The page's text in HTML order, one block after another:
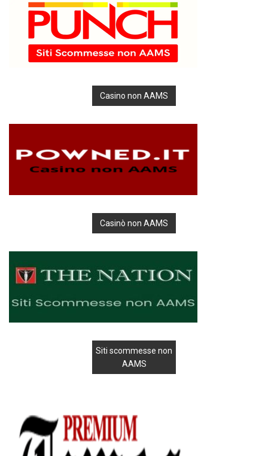
Casino non AAMS
Casinò non AAMS
Siti scommesse non
AAMS